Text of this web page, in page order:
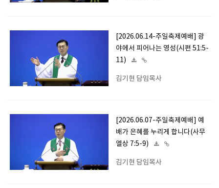
[2026.06.14-주일축제예배] 광
야에서 피어나는 영성(시편 51:5-
11)
김기현 담임목사
[2026.06.07-주일축제예배] 예
배가 은혜를 누리게 합니다(사무
엘상 7:5-9)
김기현 담임목사